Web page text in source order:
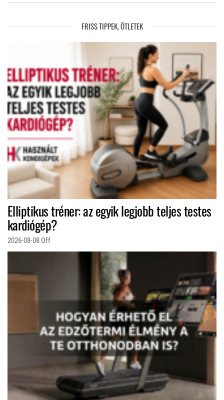
FRISS TIPPEK, ÖTLETEK
Elliptikus tréner: az egyik legjobb teljes testes
kardiógép?
2026-08-08 Off